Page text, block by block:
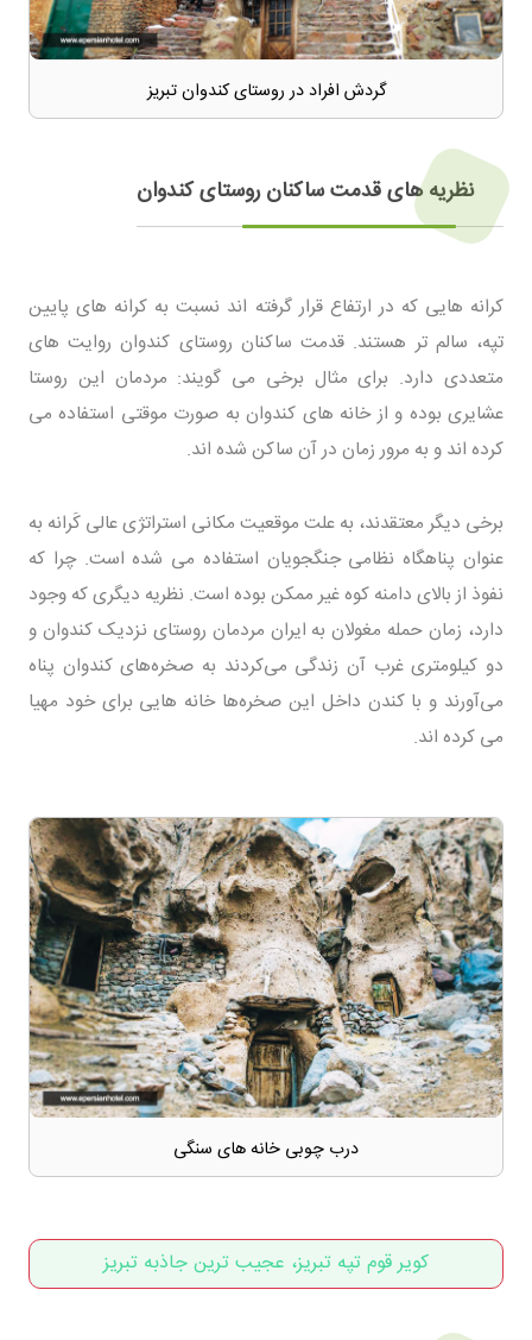
گردش افراد در روستای کندوان تبریز
نظریه های قدمت ساکنان روستای کندوان
کرانه هایی که در ارتفاع قرار گرفته اند نسبت به کرانه های پایین
تپه، سالم تر هستند. قدمت ساکنان روستای کندوان روایت های
متعددی دارد. برای مثال برخی می گویند: مردمان این روستا
عشایری بوده و از خانه های کندوان به صورت موقتی استفاده می
کرده اند و به مرور زمان در آن ساکن شده اند.
برخی دیگر معتقدند، به علت موقعیت مکانی استراتژی عالی کَرانه به
عنوان پناهگاه نظامی جنگجویان استفاده می شده است. چرا که
نفوذ از بالای دامنه کوه غیر ممکن بوده است. نظریه دیگری که وجود
دارد، زمان حمله مغولان به ایران مردمان روستای نزدیک کندوان و
دو کیلومتری غرب آن زندگی می‌کردند به صخره‌های کندوان پناه
می‌آورند و با کندن داخل این صخره‌ها خانه ‌هایی برای خود مهیا
می کرده اند.
درب چوبی خانه های سنگی
کویر قوم تپه تبریز، عجیب ترین جاذبه تبریز